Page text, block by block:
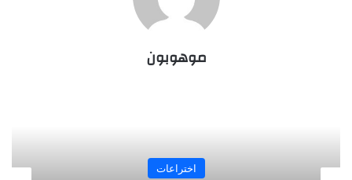
موهوبون
المجلة